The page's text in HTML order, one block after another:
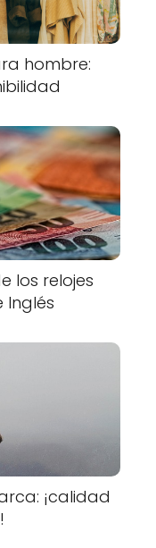
hombre:
los relojes
Inglés
¡calidad